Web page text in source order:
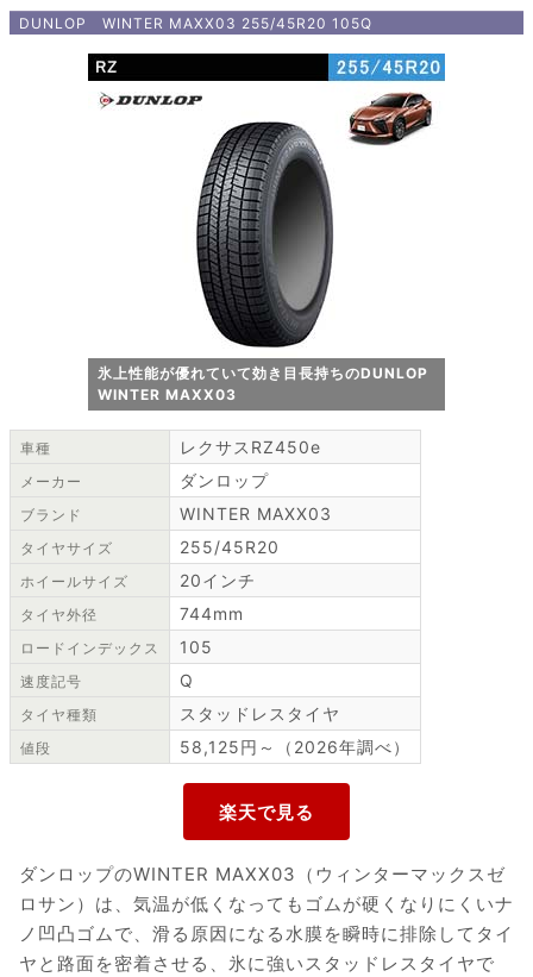
DUNLOP WINTER MAXX03 255/45R20 105Q
氷上性能が優れていて効き目長持ちのDUNLOP
WINTER MAXX03
車種 レクサスRZ450e
メーカー ダンロップ
ブランド WINTER MAXX03
タイヤサイズ 255/45R20
ホイールサイズ 20インチ
タイヤ外径 744mm
ロードインデックス 105
速度記号 Q
タイヤ種類 スタッドレスタイヤ
値段 58,125円～（2026年調べ）
ダンロップのWINTER MAXX03（ウィンターマックスゼ
ロサン）は、気温が低くなってもゴムが硬くなりにくいナ
ノ凹凸ゴムで、滑る原因になる水膜を瞬時に排除してタイ
ヤと路面を密着させる、氷に強いスタッドレスタイヤで